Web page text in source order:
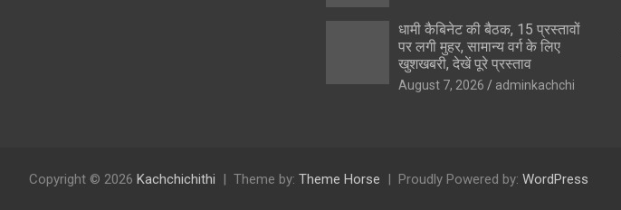
धामी कैबिनेट की बैठक, 15 प्रस्तावों
पर लगी मुहर, सामान्य वर्ग के लिए
खुशखबरी, देखें पूरे प्रस्ताव
August 7, 2026 adminkachchi
Copyright © 2026 Kachchichithi Theme by: Theme Horse Proudly Powered by: WordPress